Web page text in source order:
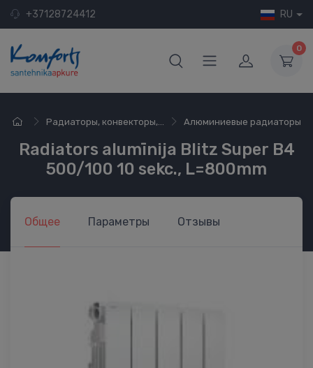
+37128724412 RU
0
Радиаторы, конвекторы,... Алюминиевые радиаторы
Radiators alumīnija Blitz Super B4
500/100 10 sekc., L=800mm
Общее Параметры Отзывы